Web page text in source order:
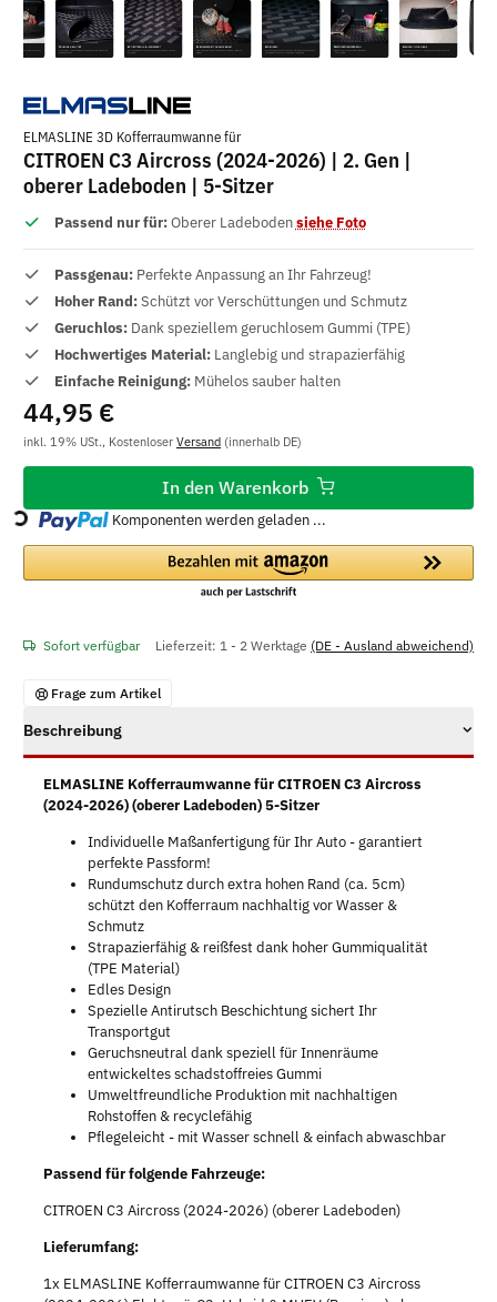
ELMASLINE 3D Kofferraumwanne für
CITROEN C3 Aircross (2024-2026) | 2. Gen |
oberer Ladeboden | 5-Sitzer
Passend nur für:Oberer Ladebodensiehe Foto
Passgenau: Perfekte Anpassung an Ihr Fahrzeug!
Hoher Rand:Schützt vor Verschüttungen und Schmutz
Geruchlos: Dank speziellem geruchlosem Gummi (TPE)
Hochwertiges Material: Langlebig und strapazierfähig
Einfache Reinigung: Mühelos sauber halten
44,95 €
inkl. 19% USt., Kostenloser Versand (innerhalb DE)
In den Warenkorb
Loading... Komponenten werden geladen ...
Sofort verfügbar Lieferzeit: 1 - 2 Werktage (DE - Ausland abweichend)
Frage zum Artikel
Beschreibung
ELMASLINE Kofferraumwanne für CITROEN C3 Aircross
(2024-2026) (oberer Ladeboden) 5-Sitzer
Individuelle Maßanfertigung für Ihr Auto - garantiert
perfekte Passform!
Rundumschutz durch extra hohen Rand (ca. 5cm)
schützt den Kofferraum nachhaltig vor Wasser &
Schmutz
Strapazierfähig & reißfest dank hoher Gummiqualität
(TPE Material)
Edles Design
Spezielle Antirutsch Beschichtung sichert Ihr
Transportgut
Geruchsneutral dank speziell für Innenräume
entwickeltes schadstoffreies Gummi
Umweltfreundliche Produktion mit nachhaltigen
Rohstoffen & recyclefähig
Pflegeleicht - mit Wasser schnell & einfach abwaschbar
Passend für folgende Fahrzeuge:
CITROEN C3 Aircross (2024-2026) (oberer Ladeboden)
Lieferumfang:
1x ELMASLINE Kofferraumwanne für CITROEN C3 Aircross